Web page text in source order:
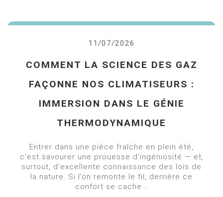
11/07/2026
COMMENT LA SCIENCE DES GAZ
FAÇONNE NOS CLIMATISEURS :
IMMERSION DANS LE GÉNIE
THERMODYNAMIQUE
Entrer dans une pièce fraîche en plein été,
c’est savourer une prouesse d’ingéniosité — et,
surtout, d’excellente connaissance des lois de
la nature. Si l’on remonte le fil, derrière ce
confort se cache...